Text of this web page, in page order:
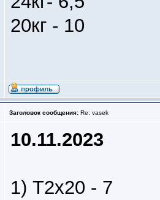
20кг - 10
Заголовок сообщения: Re: vasek
10.11.2023
1) Т2х20 - 7